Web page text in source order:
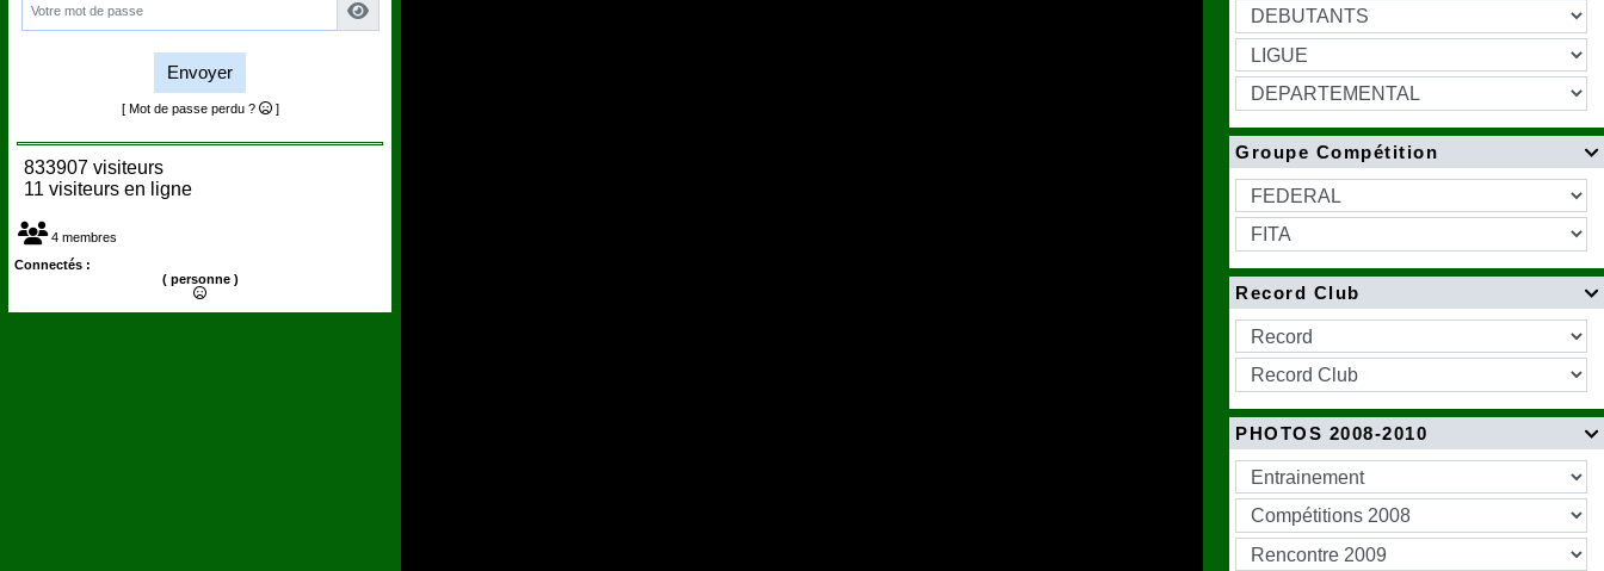
Envoyer
[ Mot de passe perdu ? ]
833907 visiteurs
11 visiteurs en ligne
4 membres
Connectés :
( personne )

Groupe Compétition

Record Club

PHOTOS 2008-2010